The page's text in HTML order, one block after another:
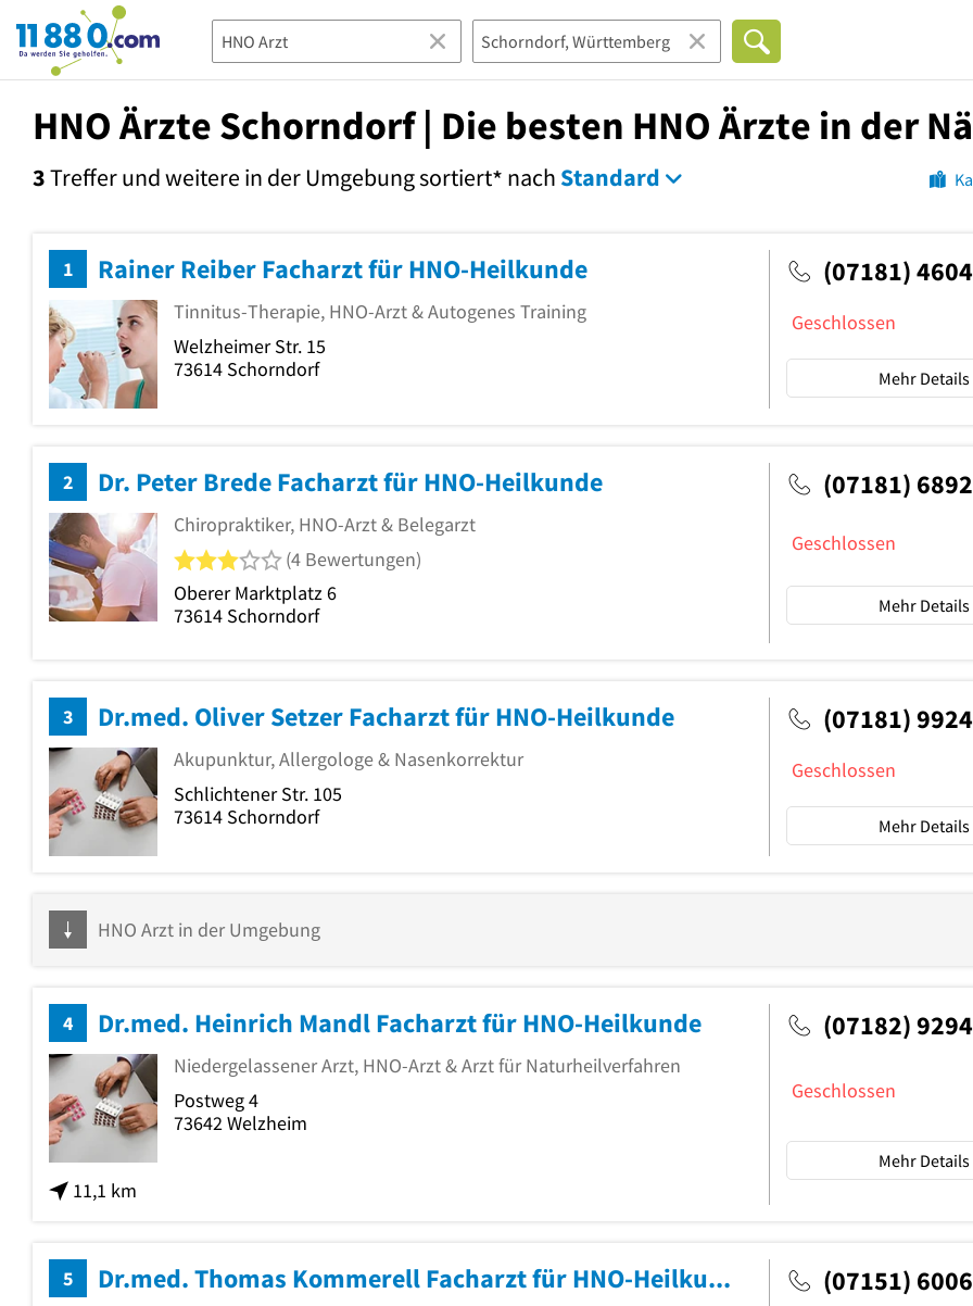
11880.com
HNO Ärzte Schorndorf | Die besten HNO Ärzte in der
3Treffer und weitere in der Umgebungsortiert* nach Standard
1 Rainer Reiber Facharzt für HNO-Heilkunde
Tinnitus-Therapie, HNO-Arzt & Autogenes Training
Welzheimer Str. 15
73614 Schorndorf
(07181)
Geschlossen
Mehr Details
2 Dr. Peter Brede Facharzt für HNO-Heilkunde
Chiropraktiker, HNO-Arzt & Belegarzt
3 von 5 Sternen
(4 Bewertungen)
Oberer Marktplatz 6
73614 Schorndorf
(07181)
Geschlossen
Mehr Details
3 Dr.med. Oliver Setzer Facharzt für HNO-Heilkunde
Akupunktur, Allergologe & Nasenkorrektur
Schlichtener Str. 105
73614 Schorndorf
(07181)
Geschlossen
Mehr Details
HNO Arzt in der Umgebung
4 Dr.med. Heinrich Mandl Facharzt für HNO-Heilkunde
11,1 km
Niedergelassener Arzt, HNO-Arzt & Arzt für Naturheilverfahren
Postweg 4
73642Welzheim
(07182)
Geschlossen
Mehr Details
5 Dr.med. Thomas Kommerell Facharzt für HNO-Heilkunde (07151)